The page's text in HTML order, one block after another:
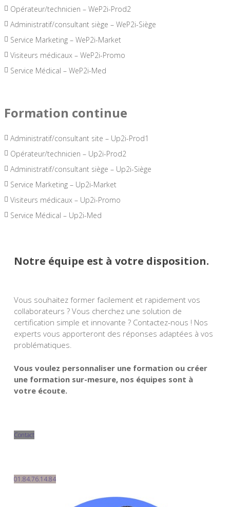
Opérateur/technicien – WeP2i-Prod2
Administratif/consultant siège – WeP2i-Siège
Service Marketing – WeP2i-Market
Visiteurs médicaux – WeP2i-Promo
Service Médical – WeP2i-Med
Formation continue
Administratif/consultant site – Up2i-Prod1
Opérateur/technicien – Up2i-Prod2
Administratif/consultant siège – Up2i-Siège
Service Marketing – Up2i-Market
Visiteurs médicaux – Up2i-Promo
Service Médical – Up2i-Med
Notre équipe est à votre disposition.
Vous souhaitez former facilement et rapidement vos
collaborateurs ? Vous cherchez une solution de
certification simple et innovante ? Contactez-nous ! Nos
experts vous apporteront des réponses adaptées à vos
problématiques.
Vous voulez personnaliser une formation ou créer
une formation sur-mesure, nos équipes sont à
votre écoute.
Contact
01.84.76.14.84